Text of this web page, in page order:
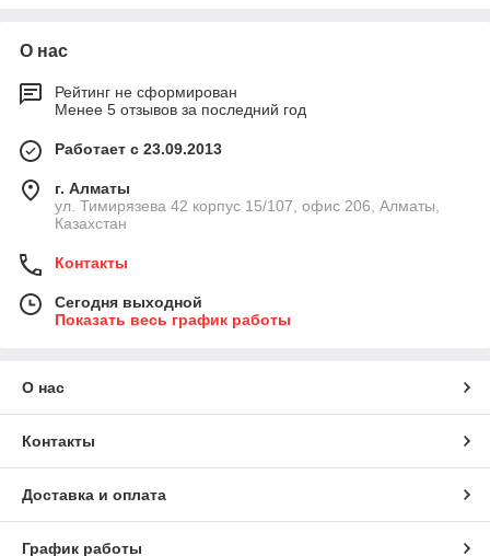
О нас
Рейтинг не сформирован
Менее 5 отзывов за последний год
Работает с 23.09.2013
г. Алматы
ул. Тимирязева 42 корпус 15/107, офис 206, Алматы,
Казахстан
Контакты
Сегодня выходной
Показать весь график работы
О нас
Контакты
Доставка и оплата
График работы